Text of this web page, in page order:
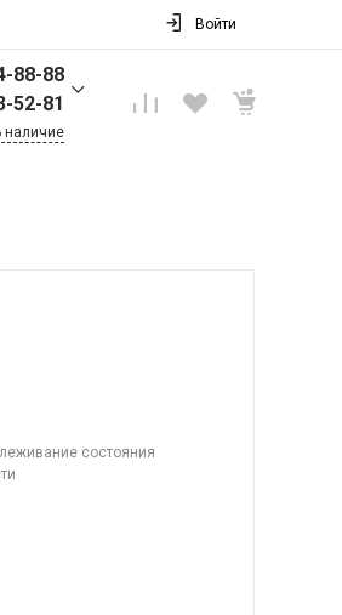
Войти
88-88
52-81
наличие
состояния